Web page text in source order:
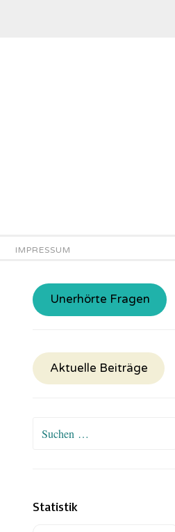
IMPRESSUM
Unerhörte Fragen
Aktuelle Beiträge
Suchen
Statistik